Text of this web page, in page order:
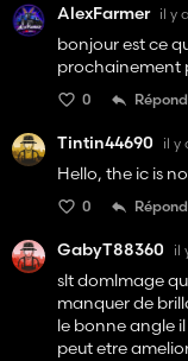
AlexFarmer il y
bonjour est ce
prochainement
0
Tintin44690 il y
Hello, the ic is
0
GabyT88360 il
slt domlmage
manquer de
le bonne angle
peut etre